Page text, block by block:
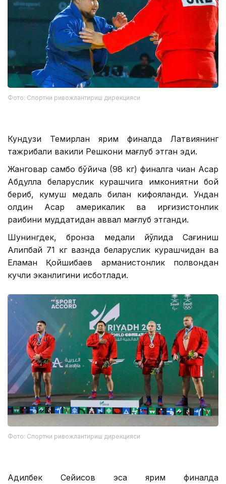
Фото: Спортни ривожлантириш дирекцияси
Кундузи Темирлан ярим финалда Латвиянинг
тажрибали вакили Решкони мағлуб этган эди.
Жанговар самбо бўйича (98 кг) финалга чиққан Асқар
Абдулла беларуслик курашчига имкониятни бой
бериб, кумуш медаль билан кифояланди. Ундан
олдин Асқар америкалик ва қирғизистонлик
рақибини муддатидан аввал мағлуб этганди.
Шунингдек, бронза медали йўлида Сағиниш
Алипбай 71 кг вазнда беларуслик курашчидан ва
Еламан Қойшибаев арманистонлик полвондан
кучли эканлигини исботлади.
Фото: Спортни ривожлантириш дирекцияси
Адилбек Сейисов эса ярим финалда